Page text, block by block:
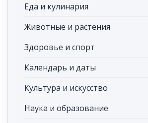
Еда и кулинария
Животные и растения
Здоровье и спорт
Календарь и даты
Культура и искусство
Наука и образование